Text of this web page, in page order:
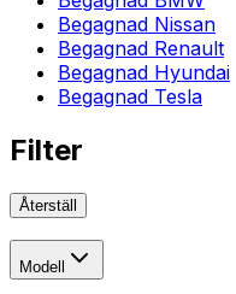
Begagnad Nissan
Begagnad Renault
Begagnad Hyundai
Begagnad Tesla
Filter
Återställ
Modell